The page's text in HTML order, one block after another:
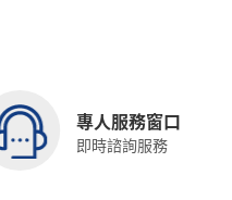
專人服務窗口
即時諮詢服務